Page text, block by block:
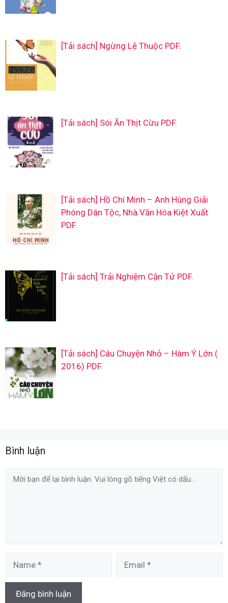
[Tải sách] Ngừng Lệ Thuộc PDF.
[Tải sách] Sói Ăn Thịt Cừu PDF.
[Tải sách] Hồ Chí Minh – Anh Hùng Giải
Phóng Dân Tộc, Nhà Văn Hóa Kiệt Xuất
PDF.
[Tải sách] Trải Nghiệm Cận Tử PDF.
[Tải sách] Câu Chuyện Nhỏ – Hàm Ý Lớn (
2016) PDF.
Bình luận
Comment